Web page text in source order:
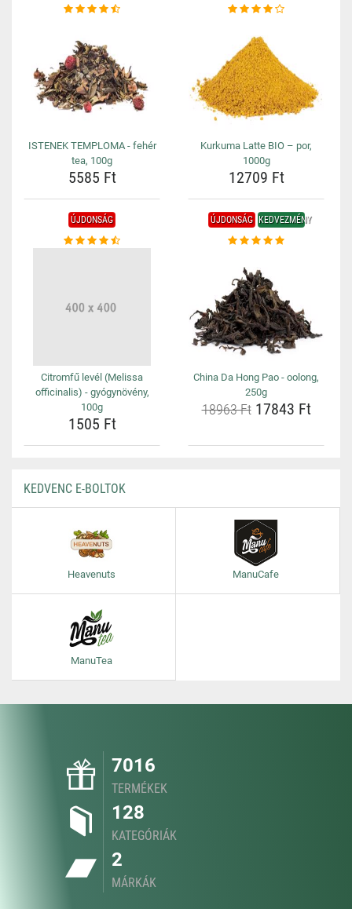
ISTENEK TEMPLOMA - fehér
tea, 100g
5585 Ft
Kurkuma Latte BIO – por,
1000g
12709 Ft
ÚJDONSÁG
Citromfű levél (Melissa
officinalis) - gyógynövény,
100g
1505 Ft
ÚJDONSÁG KEDVEZMÉNY
China Da Hong Pao - oolong,
250g
18963 Ft17843 Ft
KEDVENC E-BOLTOK
Heavenuts ManuCafe
ManuTea
7016
TERMÉKEK
128
KATEGÓRIÁK
2
MÁRKÁK